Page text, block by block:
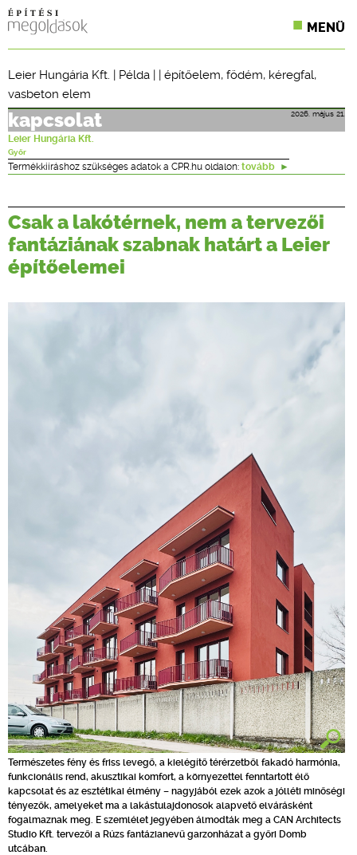
MENÜ
CPR TERMÉKKIÍRÁS
ÉPÍTÉSI JOG
ONLINE KÉPZÉSEK
TERVEZÉSI SEGÉDLETEK
Leier Hungária Kft. | Példa | | építőelem, födém, kéregfal,
vasbeton elem
2026. május 21.
kapcsolat
Leier Hungária Kft.
Győr
Termékkiíráshoz szükséges adatok a CPR.hu oldalon: tovább
Csak a lakótérnek, nem a tervezői
fantáziának szabnak határt a Leier
építőelemei
Természetes fény és friss levegő, a kielégítő térérzetből fakadó harmónia,
funkcionális rend, akusztikai komfort, a környezettel fenntartott élő
kapcsolat és az esztétikai élmény – nagyjából ezek azok a jólléti minőségi
tényezők, amelyeket ma a lakástulajdonosok alapvető elvárásként
fogalmaznak meg. E szemlélet jegyében álmodták meg a CAN Architects
Studio Kft. tervezői a Rúzs fantázianevű garzonházat a győri Domb
utcában.